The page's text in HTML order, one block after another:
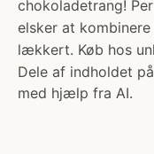
chokoladetrang!
elsker at
lækkert. Køb hos
Dele af indholdet
med hjælp fra AI.